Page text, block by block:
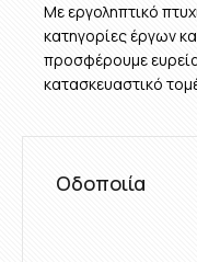
Με εργοληπτικό
κατηγορίες έργων
προσφέρουμε
κατασκευαστικό
Οδοποιία